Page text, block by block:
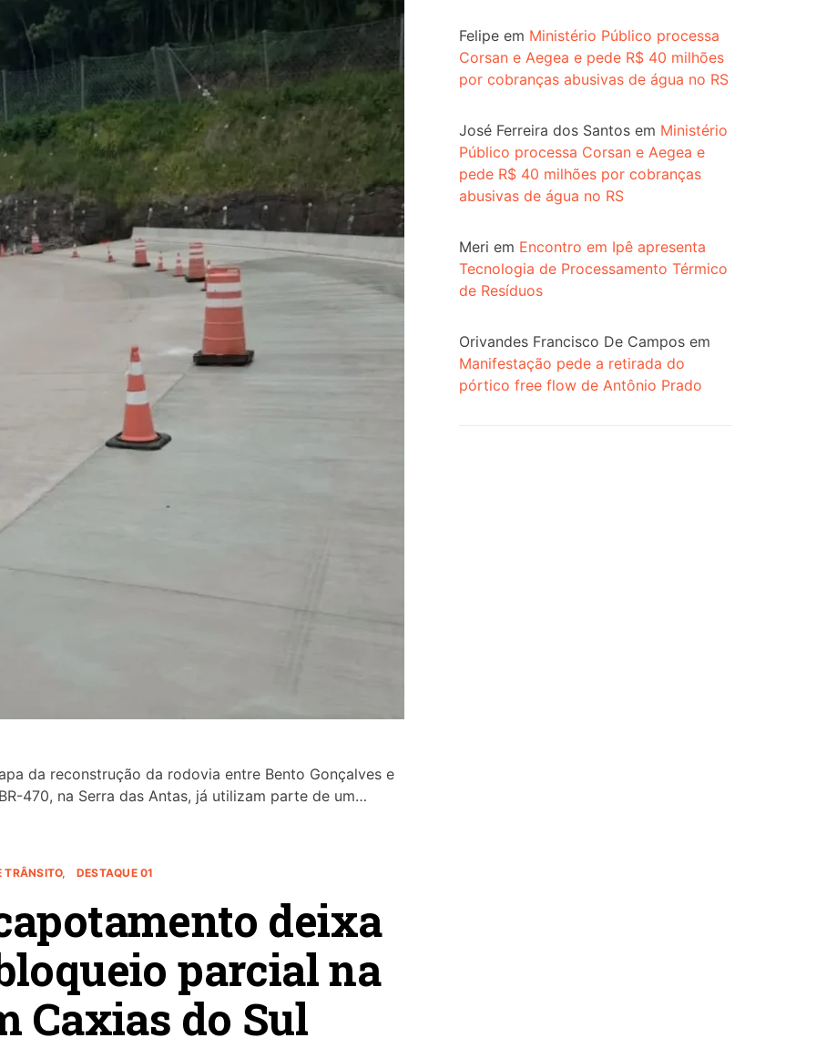
da reconstrução da rodovia entre Bento Gonçalves e
470, na Serra das Antas, já utilizam parte de um…
TRÂNSITO DESTAQUE 01
deixa
parcial na
Caxias do Sul
Felipe em Ministério Público processa
Corsan e Aegea e pede R$ 40 milhões
por cobranças abusivas de água no RS
José Ferreira dos Santos em Ministério
Público processa Corsan e Aegea e
pede R$ 40 milhões por cobranças
abusivas de água no RS
Meri em Encontro em Ipê apresenta
Tecnologia de Processamento Térmico
de Resíduos
Orivandes Francisco De Campos em
Manifestação pede a retirada do
pórtico free flow de Antônio Prado